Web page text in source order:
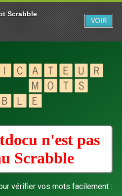
n'est pas
Scrabble
vérifier vos mots facilement :
Scrabble
VOIR